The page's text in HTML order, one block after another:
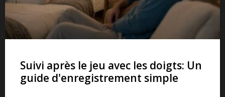
Suivi après le jeu avec les doigts: Un
guide d'enregistrement simple